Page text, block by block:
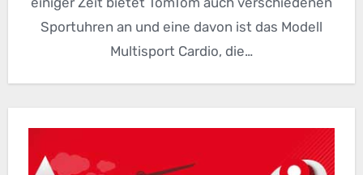
Sportuhren an und eine davon ist das Modell
Multisport Cardio, die…